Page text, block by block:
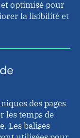
optimisé pour
la lisibilité et
des pages
les temps de
Les balises